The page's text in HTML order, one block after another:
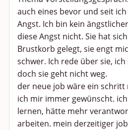
Persönliches
Treffen und Stammtische
Ü100 Party - Fanecke
Gesundheit & Wellness
Sport & Freizeit
auch eines bevor und seit
Angst. Ich bin kein
diese Angst nicht. Sie hat
Brustkorb gelegt, sie engt
schwer. Ich rede über sie,
doch sie geht nicht weg.
der neue job wäre ein schritt
ich mir immer gewünscht.
lernen, hätte mehr
arbeiten. mein derzeitiger